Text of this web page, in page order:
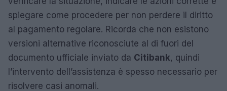
spiegare come procedere per non perdere il diritto
al pagamento regolare. Ricorda che non esistono
versioni alternative riconosciute al di fuori del
documento ufficiale inviato da Citibank, quindi
l’intervento dell’assistenza è spesso necessario per
risolvere casi anomali.